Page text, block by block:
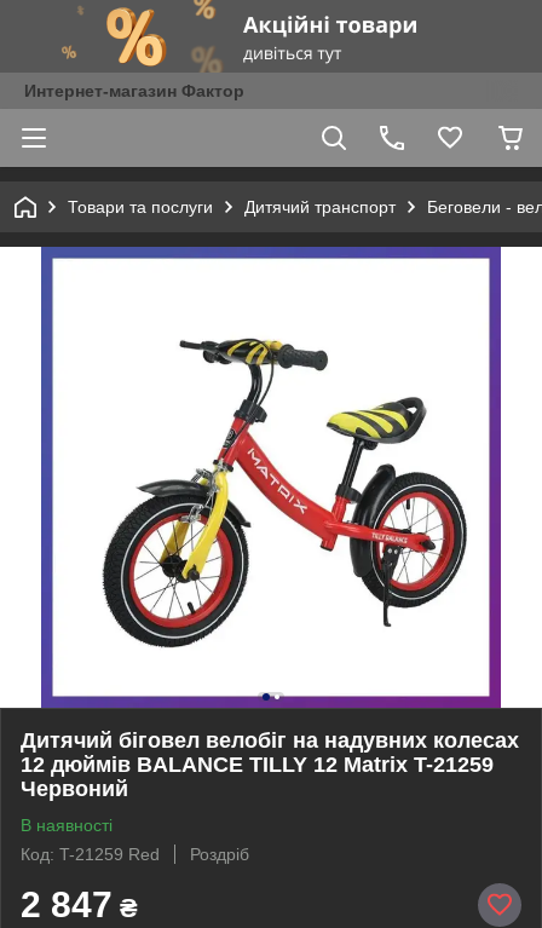
Интернет-магазин Фактор
Товари та послуги Дитячий транспорт Беговели -
Дитячий біговел велобіг на надувних колесах
12 дюймів BALANCE TILLY 12 Matrix T-21259
Червоний
В наявності
Код: T-21259 Red
Роздріб
2 847 ₴